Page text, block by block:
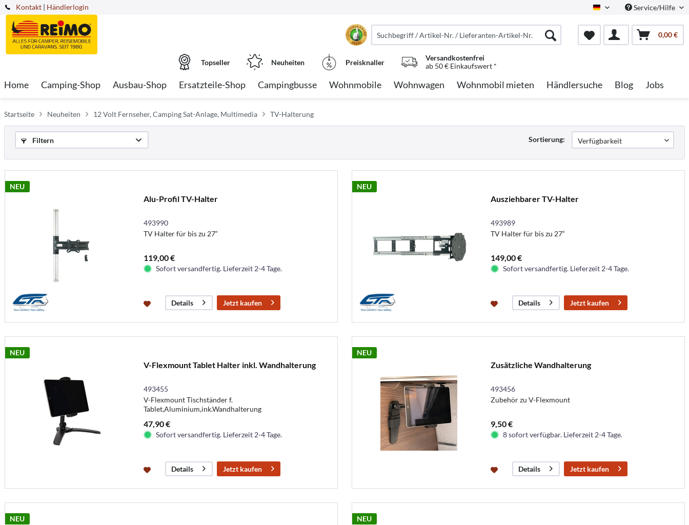
Kontakt German Service/Hilfe
| Händlerlogin
0,00 €
Topseller Neuheiten Preisknaller
Versandkostenfrei
ab 50 € Einkaufswert *
Home Camping-Shop Ausbau-Shop Ersatzteile-Shop Campingbusse Wohnmobile Wohnwagen Wohnmobil mieten Händlersuche Blog Jobs
Startseite Neuheiten 12 Volt Fernseher, Camping Sat-Anlage, Multimedia TV-Halterung
Filtern Sortierung:
NEU
Alu-Profil TV-Halter
493990
TV Halter für bis zu 27“
119,00 €
Sofort versandfertig. Lieferzeit 2-4 Tage.
Details Jetzt kaufen
NEU
Ausziehbarer TV-Halter
493989
TV Halter für bis zu 27“
149,00 €
Sofort versandfertig. Lieferzeit 2-4 Tage.
Details Jetzt kaufen
NEU
V-Flexmount Tablet Halter inkl. Wandhalterung
493455
V-Flexmount Tischständer f.
Tablet,Aluminium,ink.Wandhalterung
47,90 €
Sofort versandfertig. Lieferzeit 2-4 Tage.
Details Jetzt kaufen
NEU
Zusätzliche Wandhalterung
493456
Zubehör zu V-Flexmount
9,50 €
8 sofort verfügbar. Lieferzeit 2-4 Tage.
Details Jetzt kaufen
NEU NEU